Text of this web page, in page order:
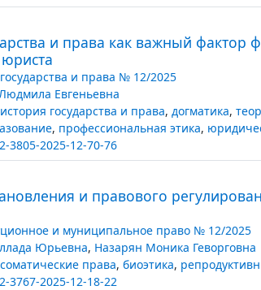
и права как важный
и права № 12/2025
Евгеньевна
история государства и права, догматика,
, профессиональная этика,
3805-2025-12-70-76
и правового
и муниципальное право № 12/2025
Юрьевна, Назарян Моника Геворговна
соматические права, биоэтика,
3767-2025-12-18-22